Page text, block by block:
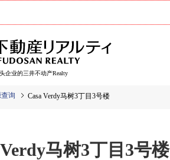
企业的三井不动产Realty
询 Casa Verdy马树3丁目3号楼
马树3丁目3号楼